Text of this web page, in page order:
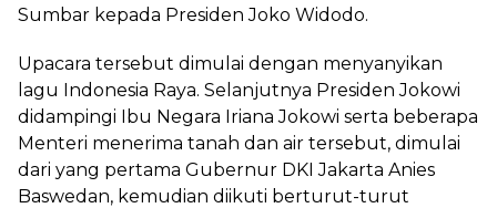
Sumbar kepada Presiden Joko Widodo.
Upacara tersebut dimulai dengan menyanyikan
lagu Indonesia Raya. Selanjutnya Presiden Jokowi
didampingi Ibu Negara Iriana Jokowi serta beberapa
Menteri menerima tanah dan air tersebut, dimulai
dari yang pertama Gubernur DKI Jakarta Anies
Baswedan, kemudian diikuti berturut-turut